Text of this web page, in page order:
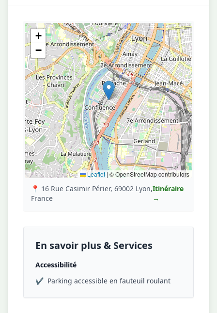
+
−
Leaflet | © OpenStreetMap contributors
📍 16 Rue Casimir Périer, 69002 Lyon,
France
Itinéraire
→
En savoir plus & Services
Accessibilité
✔ Parking accessible en fauteuil roulant